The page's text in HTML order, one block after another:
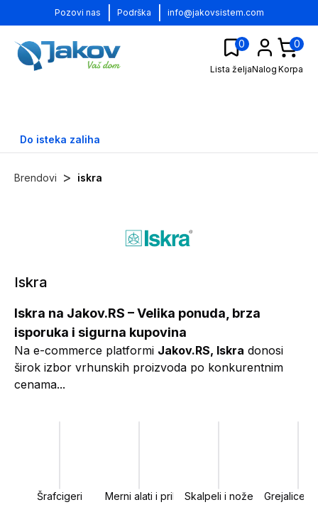
Pozovi nas Podrška info@jakovsistem.com
0
Lista željaNalog
0
Korpa
Do isteka zaliha
Brendovi > iskra
Iskra
Iskra na Jakov.RS – Velika ponuda, brza
isporuka i sigurna kupovina
Na e-commerce platformi Jakov.RS, Iskra donosi
širok izbor vrhunskih proizvoda po konkurentnim
cenama...
Šrafcigeri Merni alati i priborSkalpeli i noževi Grejalice i